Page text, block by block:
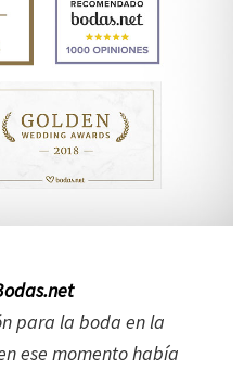
para la boda en la
ese momento había